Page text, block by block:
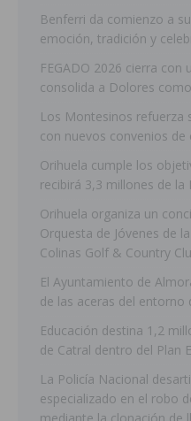
Benferri da comienzo a
emoción, tradición y
FEGADO 2026 cierra con
consolida a Dolores
Los Montesinos refuerza
con nuevos convenios de
Orihuela cumple los
recibirá 3,3 millones de la
Orihuela organiza un
Orquesta de Jóvenes de
Colinas Golf & Country
El Ayuntamiento de
de las aceras del entorno
Educación destina 1,2
de Catral dentro del Plan
La Policía Nacional
especializado en el robo